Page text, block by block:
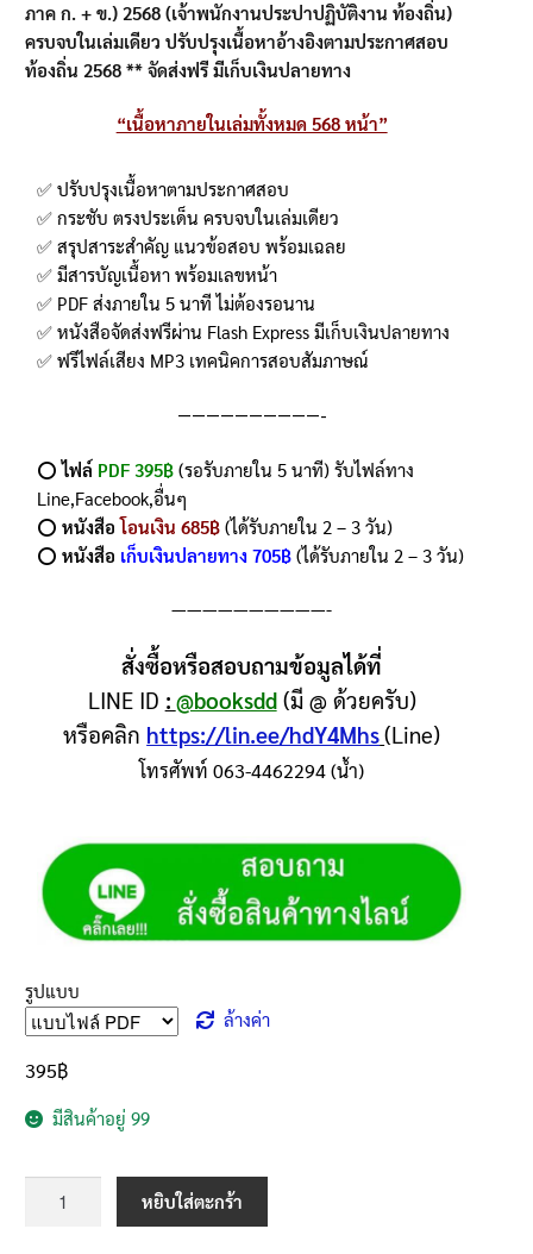
ลูกค้า
ภาค ก. + ข.) 2568 (เจ้าพนักงานประปาปฏิบัติงาน ท้องถิ่น)
ครบจบในเล่มเดียว ปรับปรุงเนื้อหาอ้างอิงตามประกาศสอบ
ท้องถิ่น 2568 ** จัดส่งฟรี มีเก็บเงินปลายทาง
“เนื้อหาภายในเล่มทั้งหมด 568 หน้า”
✅ ปรับปรุงเนื้อหาตามประกาศสอบ
✅ กระชับ ตรงประเด็น ครบจบในเล่มเดียว
✅ สรุปสาระสำคัญ แนวข้อสอบ พร้อมเฉลย
✅ มีสารบัญเนื้อหา พร้อมเลขหน้า
✅ PDF ส่งภายใน 5 นาที ไม่ต้องรอนาน
✅ หนังสือจัดส่งฟรีผ่าน Flash Express มีเก็บเงินปลายทาง
✅ ฟรีไฟล์เสียง MP3 เทคนิคการสอบสัมภาษณ์
——————————-
⭕️ไฟล์ PDF 395฿ (รอรับภายใน 5 นาที) รับไฟล์ทาง
Line,Facebook,อื่นๆ
⭕️หนังสือโอนเงิน 685฿ (ได้รับภายใน 2 – 3 วัน)
⭕️หนังสือ เก็บเงินปลายทาง 705฿ (ได้รับภายใน 2 – 3 วัน)
——————————-
สั่งซื้อหรือสอบถามข้อมูลได้ที่
LINE ID : @booksdd(มี @ ด้วยครับ)
หรือคลิก https://lin.ee/hdY4Mhs(Line)
โทรศัพท์ 063-4462294 (น้ำ)
รูปแบบ
ล้างค่า
395฿
มีสินค้าอยู่ 99
หยิบใส่ตะกร้า